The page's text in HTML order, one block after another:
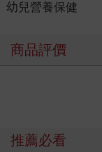
幼兒營養保健
商品評價
推薦必看